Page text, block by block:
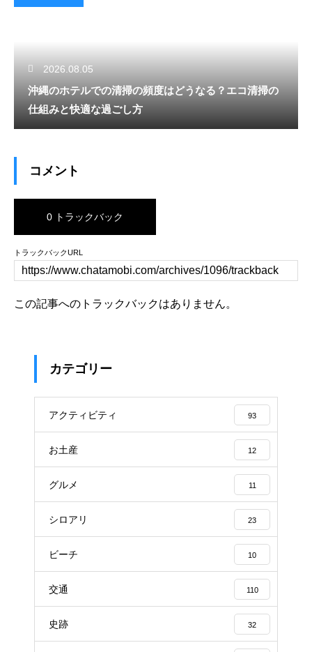
2026.08.05
沖縄のホテルでの清掃の頻度はどうなる？エコ清掃の
仕組みと快適な過ごし方
コメント
0 トラックバック
トラックバックURL
この記事へのトラックバックはありません。
カテゴリー
アクティビティ 93
お土産 12
グルメ 11
シロアリ 23
ビーチ 10
交通 110
史跡 32